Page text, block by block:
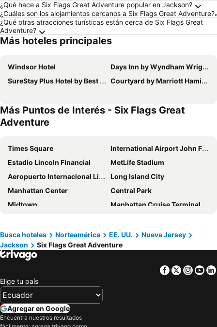
¿Qué hace a Six Flags Great Adventure popular en Jackson?
¿Cuáles son los alojamientos cercanos a Six Flags Great Adventure?
¿Qué otras atracciones turísticas están cerca de Six Flags Great
Adventure?
Más hoteles principales
Windsor Hotel
Days Inn by Wyndham Wrightstown McGuire AFB/Bordentown
SureStay Plus Hotel by Best Western McGuire AFB Jackson
Courtyard by Marriott Hamilton
Más Puntos de Interés - Six Flags Great
Adventure
Times Square
International Airport John F. Kennedy
Estadio Lincoln Financial
MetLife Stadium
Aeropuerto Internacional Libertad de Newark
Long Island City
Manhattan Center
Central Park
Midtown
Manhattan Cruise Terminal
34th St Penn Station Metro Station
Chelsea
Aeropuerto LaGuardia
JFK Runway Run
Chinatown
Edificio de las Naciones Unidas
Jackson Heights
Astoria
Javits Center
Busca hoteles Norteamérica EE. UU.
Nueva Jersey
Jackson
Six Flags Great Adventure
Facebook
Twitter
Elige tu país
Agregar en Google
Encuentra nuestros resultados